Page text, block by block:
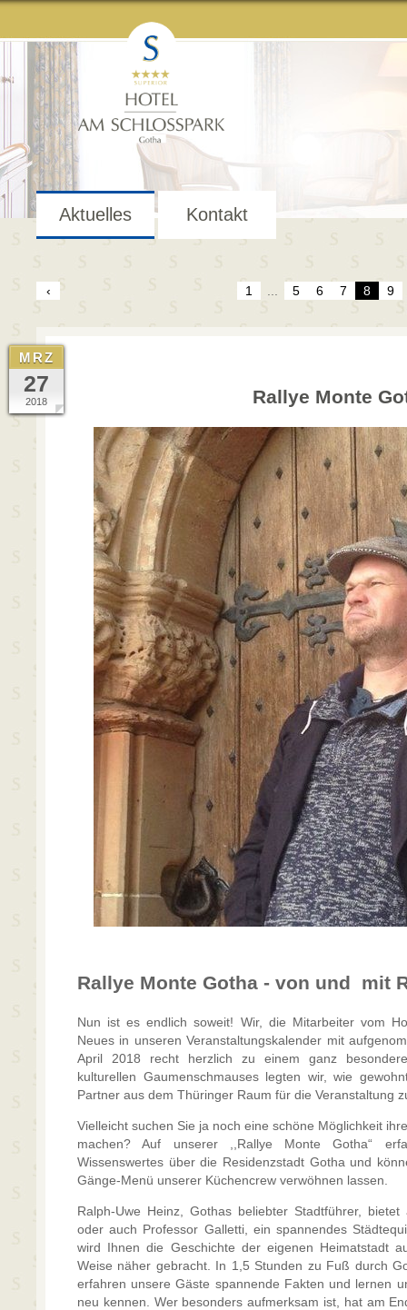
Aktuelles Kontakt
‹ 1 5 6 7 8 9
2018
27
MRZ
Rallye Monte
Rallye Monte Gotha - von und mit
Nun ist es endlich soweit! Wir, die Mitarbeiter vom
Neues in unseren Veranstaltungskalender mit
April 2018 recht herzlich zu einem ganz
kulturellen Gaumenschmauses legten wir, wie
Partner aus dem Thüringer Raum für die Veranstaltung
Vielleicht suchen Sie ja noch eine schöne Möglichkeit
machen? Auf unserer ,,Rallye Monte Gotha“
Wissenswertes über die Residenzstadt Gotha und
Gänge-Menü unserer Küchencrew verwöhnen lassen.
Ralph-Uwe Heinz, Gothas beliebter Stadtführer,
oder auch Professor Galletti, ein spannendes
wird Ihnen die Geschichte der eigenen Heimatstadt
Weise näher gebracht. In 1,5 Stunden zu Fuß durch
erfahren unsere Gäste spannende Fakten und lernen
neu kennen. Wer besonders aufmerksam ist, hat am